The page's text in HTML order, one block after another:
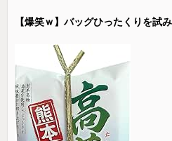
【爆笑ｗ】バッグひったくりを試